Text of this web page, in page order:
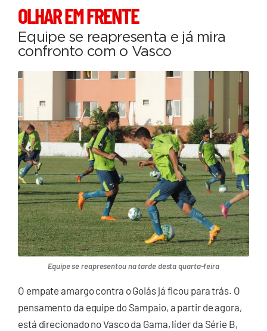
OLHAR EM FRENTE
Equipe se reapresenta e já mira
confronto com o Vasco
Equipe se reapresentou na tarde desta quarta-feira
O empate amargo contra o Goiás já ficou para trás. O
pensamento da equipe do Sampaio, a partir de agora,
está direcionado no Vasco da Gama, líder da Série B,